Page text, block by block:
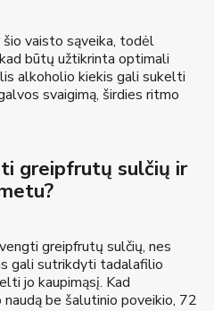
šio vaisto sąveika, todėl
būtų užtikrinta optimali
alkoholio kiekis gali sukelti
svaigimą, širdies ritmo
greipfrutų sulčių ir
greipfrutų sulčių, nes
gali sutrikdyti tadalafilio
jo kaupimąsį. Kad
be šalutinio poveikio, 72